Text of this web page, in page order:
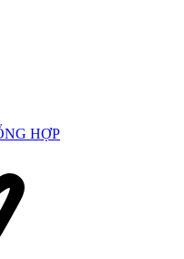
HỢP